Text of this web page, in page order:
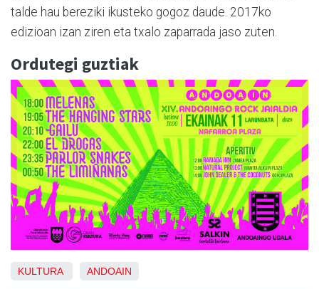
talde hau bereziki ikusteko gogoz daude. 2017ko
edizioan izan ziren eta txalo zaparrada jaso zuten.
Ordutegi guztiak
KULTURA ANDOAIN